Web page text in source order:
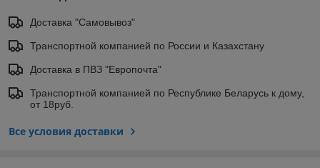
Доставка "Самовывоз"
Транспортной компанией по России и Казахстану
Доставка в ПВЗ "Европочта"
Транспортной компанией по Республике Беларусь к дому,
от 18руб.
Все условия доставки